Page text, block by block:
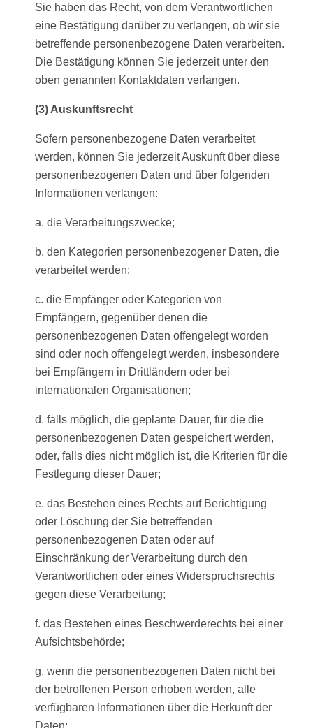
Sie haben das Recht, von dem Verantwortlichen
eine Bestätigung darüber zu verlangen, ob wir sie
betreffende personenbezogene Daten verarbeiten.
Die Bestätigung können Sie jederzeit unter den
oben genannten Kontaktdaten verlangen.
(3) Auskunftsrecht
Sofern personenbezogene Daten verarbeitet
werden, können Sie jederzeit Auskunft über diese
personenbezogenen Daten und über folgenden
Informationen verlangen:
a. die Verarbeitungszwecke;
b. den Kategorien personenbezogener Daten, die
verarbeitet werden;
c. die Empfänger oder Kategorien von
Empfängern, gegenüber denen die
personenbezogenen Daten offengelegt worden
sind oder noch offengelegt werden, insbesondere
bei Empfängern in Drittländern oder bei
internationalen Organisationen;
d. falls möglich, die geplante Dauer, für die die
personenbezogenen Daten gespeichert werden,
oder, falls dies nicht möglich ist, die Kriterien für die
Festlegung dieser Dauer;
e. das Bestehen eines Rechts auf Berichtigung
oder Löschung der Sie betreffenden
personenbezogenen Daten oder auf
Einschränkung der Verarbeitung durch den
Verantwortlichen oder eines Widerspruchsrechts
gegen diese Verarbeitung;
f. das Bestehen eines Beschwerderechts bei einer
Aufsichtsbehörde;
g. wenn die personenbezogenen Daten nicht bei
der betroffenen Person erhoben werden, alle
verfügbaren Informationen über die Herkunft der
Daten;